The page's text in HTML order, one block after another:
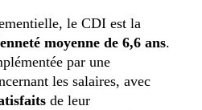
le CDI est la
moyenne de 6,6 ans.
par une
les salaires, avec
de leur